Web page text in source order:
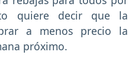
quiere decir que la
a menos precio la
próximo.